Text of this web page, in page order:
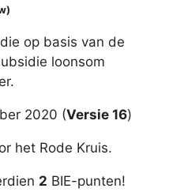
op basis van de
loonsom
2020 (Versie 16)
het Rode Kruis.
2 BIE-punten!